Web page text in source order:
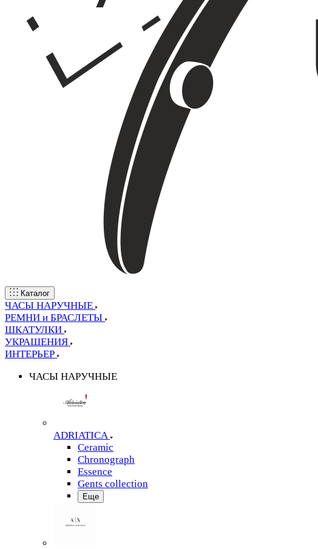
Каталог
ЧАСЫ НАРУЧНЫЕ
РЕМНИ и БРАСЛЕТЫ
ШКАТУЛКИ
УКРАШЕНИЯ
ИНТЕРЬЕР
ЧАСЫ НАРУЧНЫЕ
ADRIATICA
Ceramic
Chronograph
Essence
Gents collection
Еще